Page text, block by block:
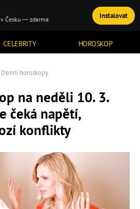
CELEBRITY HOROSKOP
TÉMATA
Denní horoskopy
na neděli 10. 3.
čeká napětí,
konflikty
Česku — zdarma Instalovat